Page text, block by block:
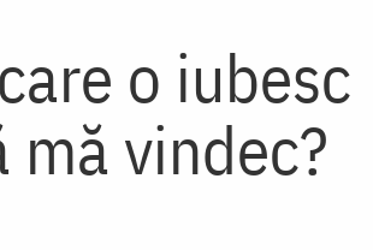
o iubesc
mă vindec?